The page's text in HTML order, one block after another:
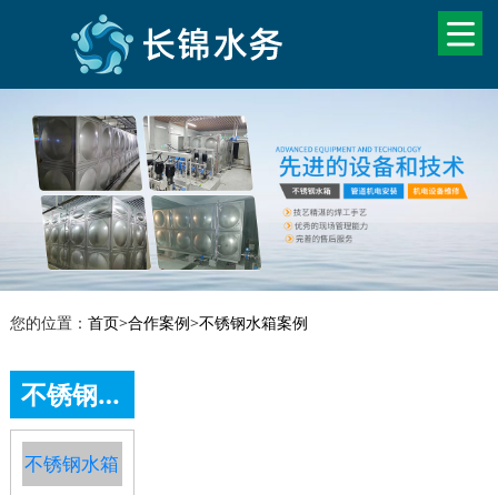
您的位置： 首页>合作案例>不锈钢水箱案例
不锈钢水箱案例
不锈钢水箱